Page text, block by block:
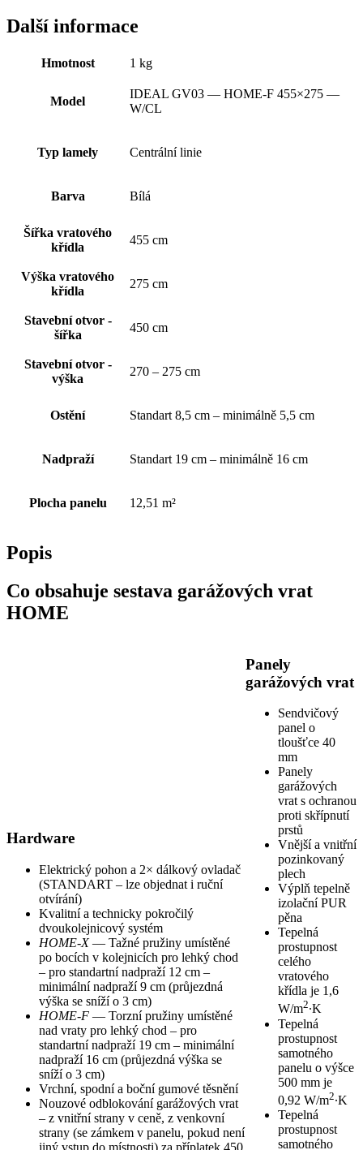
Další informace
Hmotnost 1 kg
Model
IDEAL GV03 — HOME-F 455×275 —
W/CL
Typ lamely Centrální linie
Barva Bílá
Šířka vratového
křídla
455 cm
Výška vratového
křídla
275 cm
Stavební otvor -
šířka
450 cm
Stavební otvor -
výška
270 – 275 cm
Ostění Standart 8,5 cm – minimálně 5,5 cm
Nadpraží Standart 19 cm – minimálně 16 cm
Plocha panelu 12,51 m²
Popis
Co obsahuje sestava garážových vrat
HOME
Hardware
Elektrický pohon a 2× dálkový ovladač
(STANDART – lze objednat i ruční
otvírání)
Kvalitní a technicky pokročilý
dvoukolejnicový systém
HOME-X— Tažné pružiny umístěné
po bocích v kolejnicích pro lehký chod
– pro standartní nadpraží 12 cm –
minimální nadpraží 9 cm (průjezdná
výška se sníží o 3 cm)
HOME-F — Torzní pružiny umístěné
nad vraty pro lehký chod – pro
standartní nadpraží 19 cm – minimální
nadpraží 16 cm (průjezdná výška se
sníží o 3 cm)
Vrchní, spodní a boční gumové těsnění
Nouzové odblokování garážových vrat
– z vnitřní strany v ceně, z venkovní
strany (se zámkem v panelu, pokud není
jiný vstup do místnosti) za příplatek 450
Panely
garážových vrat
Sendvičový
panel o
tloušťce 40
mm
Panely
garážových
vrat s ochranou
proti skřípnutí
prstů
Vnější a vnitřní
pozinkovaný
plech
Výplň tepelně
izolační PUR
pěna
Tepelná
prostupnost
celého
vratového
křídla je 1,6
W/m2∙K
Tepelná
prostupnost
samotného
panelu o výšce
500 mm je
0,92 W/m2∙K
Tepelná
prostupnost
samotného